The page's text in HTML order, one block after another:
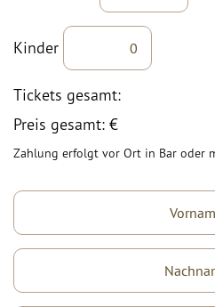
Kinder
Tickets gesamt:
Preis gesamt: €
Zahlung erfolgt vor Ort in Bar oder